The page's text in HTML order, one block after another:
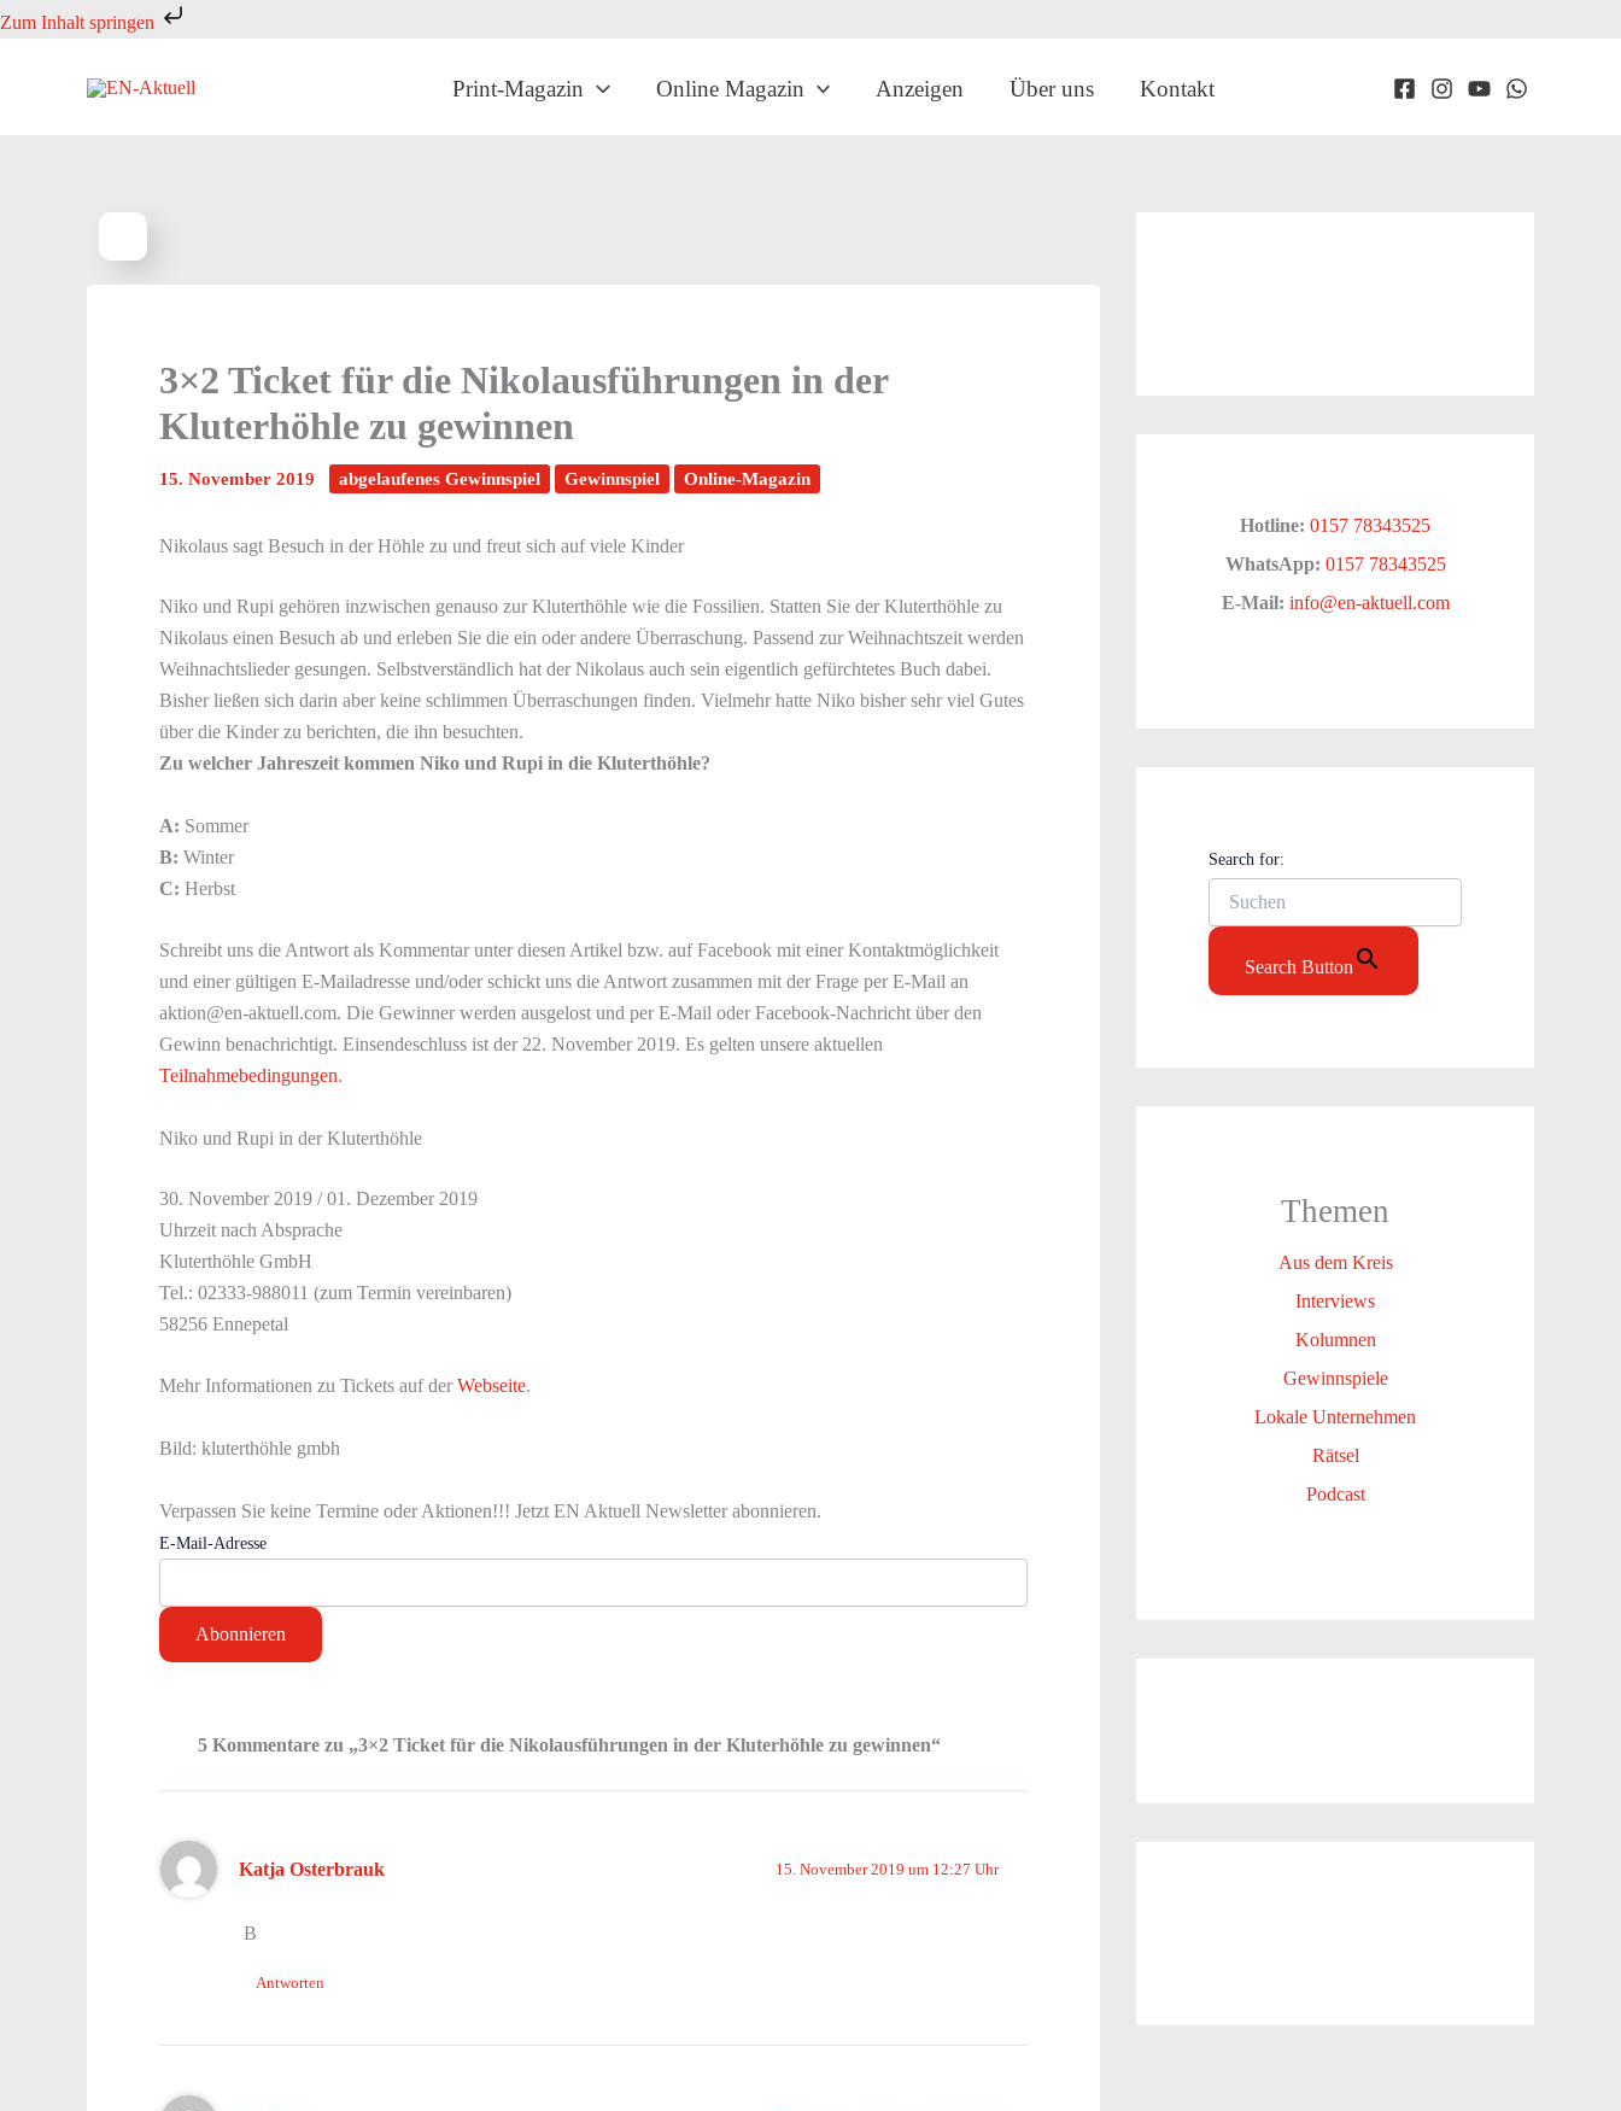
Zum Inhalt springen
Zum
Print-Magazin Online Magazin Anzeigen Über uns Kontakt
3×2 Ticket für die Nikolausführungen in der
Kluterhöhle zu gewinnen
15. November 2019 abgelaufenes Gewinnspiel Gewinnspiel Online-Magazin
Nikolaus sagt Besuch in der Höhle zu und freut sich auf viele Kinder
Niko und Rupi gehören inzwischen genauso zur Kluterthöhle wie die Fossilien. Statten Sie der Kluterthöhle zu
Nikolaus einen Besuch ab und erleben Sie die ein oder andere Überraschung. Passend zur Weihnachtszeit werden
Weihnachtslieder gesungen. Selbstverständlich hat der Nikolaus auch sein eigentlich gefürchtetes Buch dabei.
Bisher ließen sich darin aber keine schlimmen Überraschungen finden. Vielmehr hatte Niko bisher sehr viel Gutes
über die Kinder zu berichten, die ihn besuchten.
Zu welcher Jahreszeit kommen Niko und Rupi in die Kluterthöhle?
A: Sommer
B: Winter
C: Herbst
Schreibt uns die Antwort als Kommentar unter diesen Artikel bzw. auf Facebook mit einer Kontaktmöglichkeit
und einer gültigen E-Mailadresse und/oder schickt uns die Antwort zusammen mit der Frage per E-Mail an
aktion@en-aktuell.com. Die Gewinner werden ausgelost und per E-Mail oder Facebook-Nachricht über den
Gewinn benachrichtigt. Einsendeschluss ist der 22. November 2019. Es gelten unsere aktuellen
Teilnahmebedingungen.
Niko und Rupi in der Kluterthöhle
30. November 2019 / 01. Dezember 2019
Uhrzeit nach Absprache
Kluterthöhle GmbH
Tel.: 02333-988011 (zum Termin vereinbaren)
58256 Ennepetal
Mehr Informationen zu Tickets auf der Webseite.
Bild: kluterthöhle gmbh
Verpassen Sie keine Termine oder Aktionen!!! Jetzt EN Aktuell Newsletter abonnieren.
E-Mail-Adresse
5 Kommentare zu „3×2 Ticket für die Nikolausführungen in der Kluterhöhle zu gewinnen“
Katja Osterbrauk 15. November 2019 um 12:27 Uhr
B
Antworten
Hotline: 0157 78343525
WhatsApp: 0157 78343525
E-Mail: info@en-aktuell.com
Search for:
Search Button
Themen
Aus dem Kreis
Interviews
Kolumnen
Gewinnspiele
Lokale Unternehmen
Rätsel
Podcast